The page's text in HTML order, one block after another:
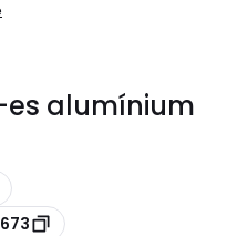
es alumínium